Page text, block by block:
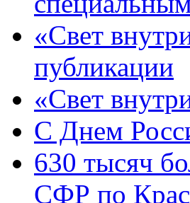
«Свет
публикации
«Свет
C Днем
630 тысяч
СФР по